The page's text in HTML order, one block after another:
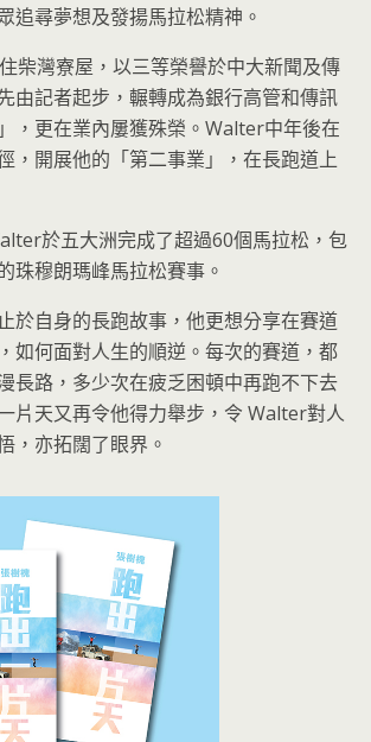
追尋夢想及發揚馬拉松精神。
柴灣寮屋，以三等榮譽於中大新聞及傳
由記者起步，輾轉成為銀行高管和傳訊
，更在業內屢獲殊榮。Walter中年後在
，開展他的「第二事業」，在長跑道上
於五大洲完成了超過60個馬拉松，包
珠穆朗瑪峰馬拉松賽事。
於自身的長跑故事，他更想分享在賽道
如何面對人生的順逆。每次的賽道，都
長路，多少次在疲乏困頓中再跑不下去
片天又再令他得力舉步，令 Walter對人
，亦拓闊了眼界。